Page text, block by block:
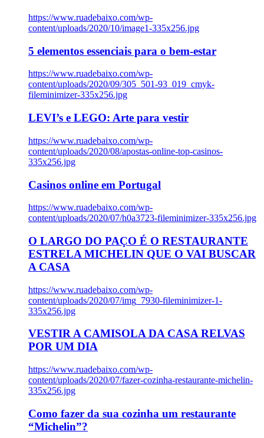
https://www.ruadebaixo.com/wp-
content/uploads/2020/10/image1-335x256.jpg
5 elementos essenciais para o bem-estar
https://www.ruadebaixo.com/wp-
content/uploads/2020/09/305_501-93_019_cmyk-
fileminimizer-335x256.jpg
LEVI’s e LEGO: Arte para vestir
https://www.ruadebaixo.com/wp-
content/uploads/2020/08/apostas-online-top-casinos-
335x256.jpg
Casinos online em Portugal
https://www.ruadebaixo.com/wp-
content/uploads/2020/07/h0a3723-fileminimizer-335x256.jpg
O LARGO DO PAÇO É O RESTAURANTE
ESTRELA MICHELIN QUE O VAI BUSCAR
A CASA
https://www.ruadebaixo.com/wp-
content/uploads/2020/07/img_7930-fileminimizer-1-
335x256.jpg
VESTIR A CAMISOLA DA CASA RELVAS
POR UM DIA
https://www.ruadebaixo.com/wp-
content/uploads/2020/07/fazer-cozinha-restaurante-michelin-
335x256.jpg
Como fazer da sua cozinha um restaurante
“Michelin”?